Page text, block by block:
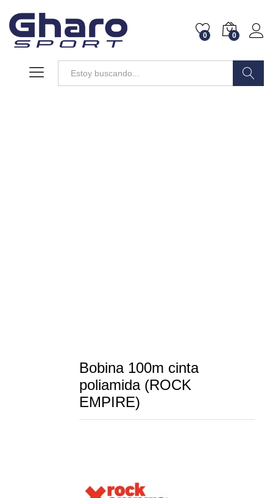
0 0
Bobina 100m cinta
poliamida (ROCK
EMPIRE)